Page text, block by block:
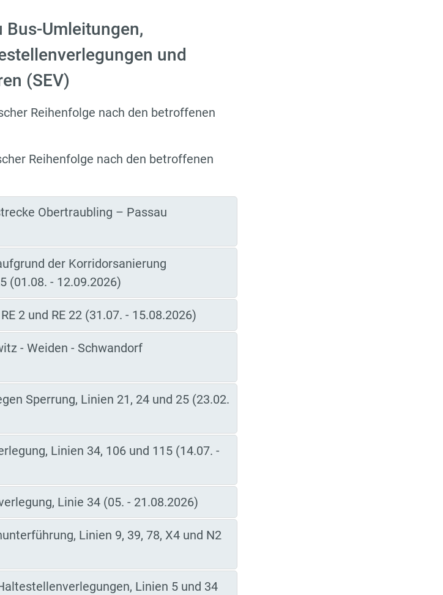
Umleitungen,
und
(SEV)
Reihenfolge nach den betroffenen
Reihenfolge nach den betroffenen
Obertraubling – Passau
der Korridorsanierung
(01.08. - 12.09.2026)
2 und RE 22 (31.07. - 15.08.2026)
- Weiden - Schwandorf
Sperrung, Linien 21, 24 und 25 (23.02.
Linien 34, 106 und 115 (14.07. -
Linie 34 (05. - 21.08.2026)
Linien 9, 39, 78, X4 und N2
Linien 5 und 34